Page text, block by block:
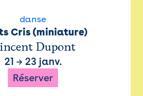
danse
Cris (miniature)
Dupont
21 → 23 janv.
Réserver